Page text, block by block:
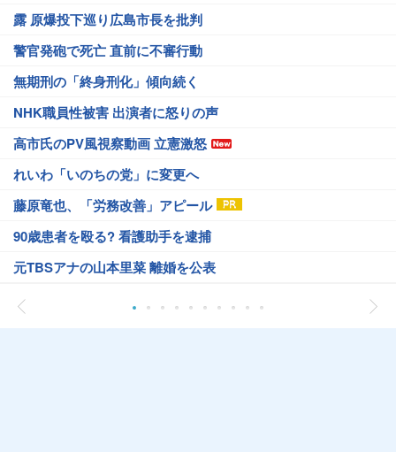
露 原爆投下巡り広島市長を批判
警官発砲で死亡 直前に不審行動
無期刑の「終身刑化」傾向続く
NHK職員性被害 出演者に怒りの声
高市氏のPV風視察動画 立憲激怒
れいわ「いのちの党」に変更へ
藤原竜也、「労務改善」アピール
90歳患者を殴る? 看護助手を逮捕
元TBSアナの山本里菜 離婚を公表